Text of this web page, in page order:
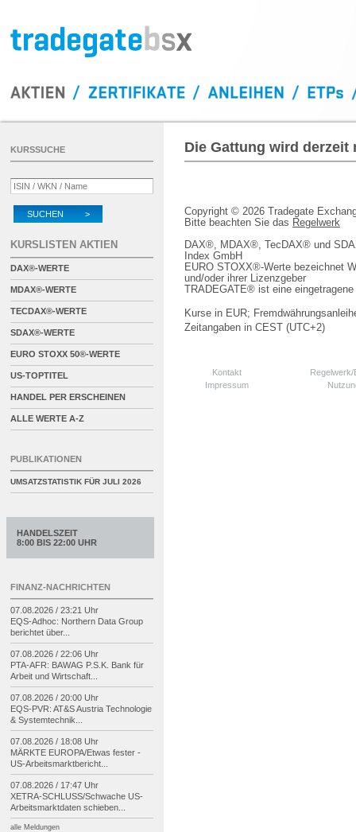
Die Gattung wird derzeit
Copyright © 2026 Tradegate
Bitte beachten Sie das Regelwerk
DAX®, MDAX®, TecDAX® und
Index GmbH
EURO STOXX®-Werte bezeichnet
und/oder ihrer Lizenzgeber
TRADEGATE® ist eine
Kurse in EUR;
Zeitangaben in CEST (UTC+2)
Kontakt
Impressum
KURSSUCHE
SUCHEN >
KURSLISTEN AKTIEN
DAX®-WERTE
MDAX®-WERTE
TECDAX®-WERTE
SDAX®-WERTE
EURO STOXX 50®-WERTE
US-TOPTITEL
HANDEL PER ERSCHEINEN
ALLE WERTE A-Z
PUBLIKATIONEN
UMSATZSTATISTIK FÜR JULI 2026
HANDELSZEIT
8:00 BIS 22:00 UHR
FINANZ-NACHRICHTEN
07.08.2026 / 23:21 Uhr
EQS-Adhoc: Northern Data Group
berichtet über...
07.08.2026 / 22:06 Uhr
PTA-AFR: BAWAG P.S.K. Bank für
Arbeit und Wirtschaft...
07.08.2026 / 20:00 Uhr
EQS-PVR: AT&S Austria Technologie
& Systemtechnik...
07.08.2026 / 18:08 Uhr
MÄRKTE EUROPA/Etwas fester -
US-Arbeitsmarktbericht...
07.08.2026 / 17:47 Uhr
XETRA-SCHLUSS/Schwache US-
Arbeitsmarktdaten schieben...
alle Meldungen